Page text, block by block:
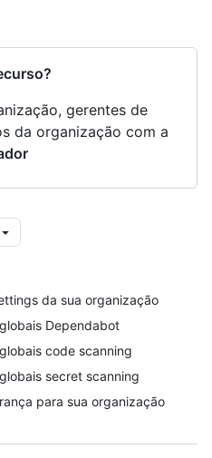
gerentes de
da organização com a
da sua organização
Dependabot
code scanning
secret scanning
para sua organização